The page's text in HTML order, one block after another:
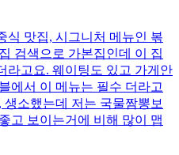
식 맛집, 시그니처 메뉴인 볶
검색으로 가본집인데 이 집
라고요. 웨이팅도 있고 가게안
에서 이 메뉴는 필수 더라고
소했는데 저는 국물짬뽕보
고 보이는거에 비해 많이 맵